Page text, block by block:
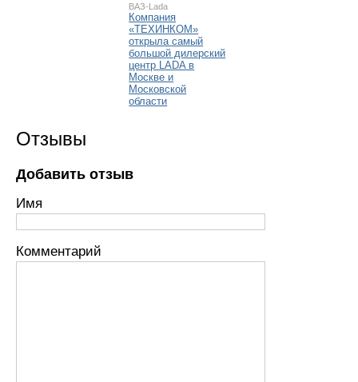
ВАЗ-Lada
Компания
«ТЕХИНКОМ»
открыла самый
большой дилерский
центр LADA в
Москве и
Московской
области
Отзывы
Добавить отзыв
Имя
Комментарий